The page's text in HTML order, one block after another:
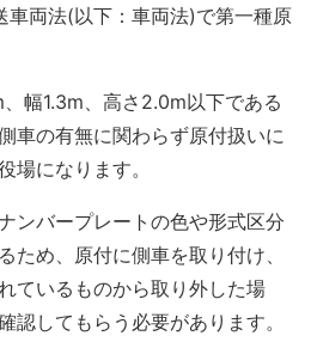
車両法(以下：車両法)で第一種原
幅1.3m、高さ2.0m以下である
車の有無に関わらず原付扱いに
場になります。
ンバープレートの色や形式区分
ため、原付に側車を取り付け、
ているものから取り外した場
認してもらう必要があります。